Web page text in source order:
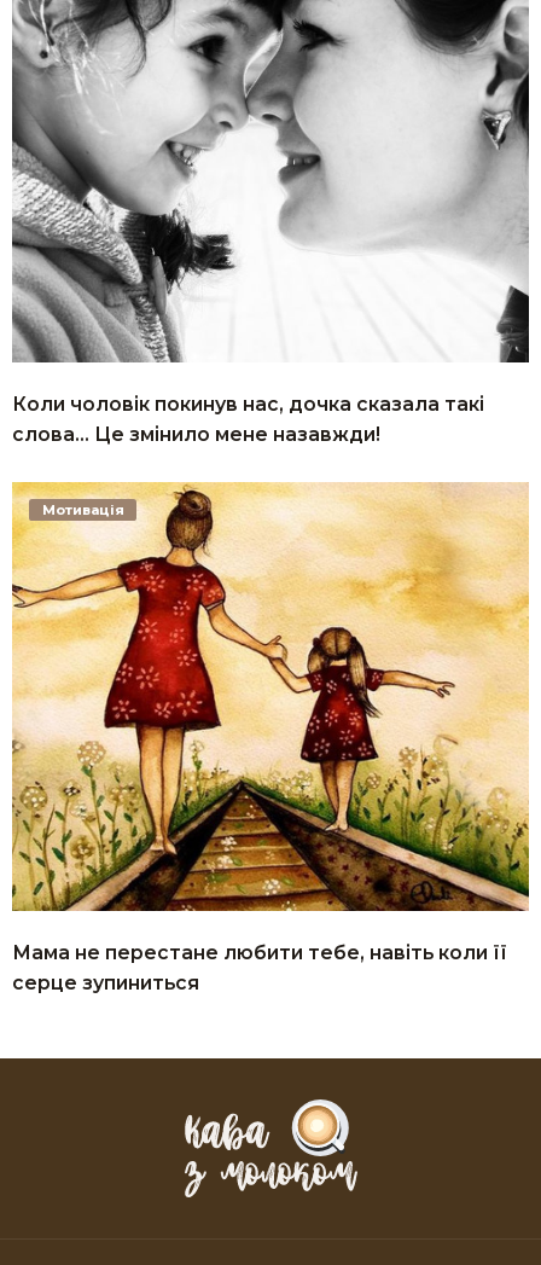
Коли чоловік покинув нас, дочка сказала такі
слова… Це змінило мене назавжди!
Мама не перестане любити тебе, навіть коли її
серце зупиниться
Мотивація